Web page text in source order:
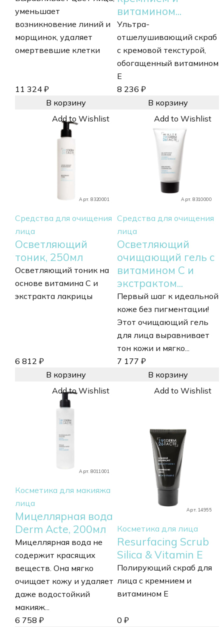
уменьшает
возникновение линий и
морщинок, удаляет
омертвевшие клетки
11 324 ₽
В корзину
витамином...
Ультра-
отшелушивающий скраб
с кремовой текстурой,
обогащенный витамином
Е
8 236 ₽
В корзину
Арт. 8320001
Add to Wishlist
Средства для очищения
лица
Осветляющий
тоник, 250мл
Осветляющий тоник на
основе витамина С и
экстракта лакрицы
6 812 ₽
В корзину
Арт. 8310000
Add to Wishlist
Средства для очищения
лица
Осветляющий
очищающий гель с
витамином С и
экстрактом...
Первый шаг к идеальной
коже без пигментации!
Этот очищающий гель
для лица выравнивает
тон кожи и мягко...
7 177 ₽
В корзину
Арт. 8011001
Add to Wishlist
Косметика для макияжа
лица
Мицеллярная вода
Derm Acte, 200мл
Мицеллярная вода не
содержит красящих
веществ. Она мягко
очищает кожу и удаляет
даже водостойкий
макияж...
6 758 ₽
Арт. 14955
Add to Wishlist
Косметика для лица
Resurfacing Scrub
Silica & Vitamin E
Полирующий скраб для
лица с кремнием и
витамином Е
0 ₽